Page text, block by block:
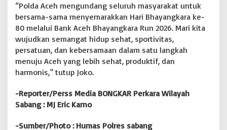
“Polda Aceh mengundang seluruh masyarakat untuk
bersama-sama menyemarakkan Hari Bhayangkara ke-
80 melalui Bank Aceh Bhayangkara Run 2026. Mari kita
wujudkan semangat hidup sehat, sportivitas,
persatuan, dan kebersamaan dalam satu langkah
menuju Aceh yang lebih sehat, produktif, dan
harmonis,” tutup Joko.
-Reporter/Perss Media BONGKAR Perkara Wilayah
Sabang : MJ Eric Karno
-Sumber/Photo : Humas Polres sabang